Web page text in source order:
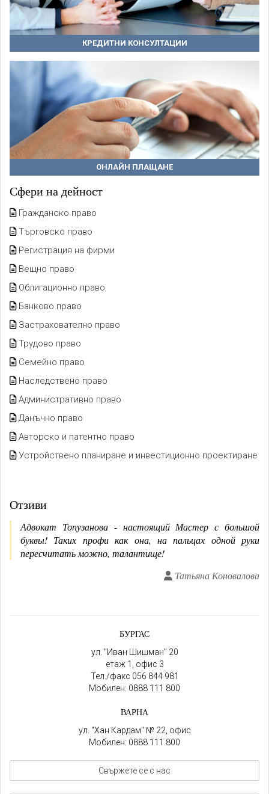
КРЕДИТНИ КОНСУЛТАЦИИ
ОНЛАЙН ПЛАЩАНЕ
Сфери на дейност
Гражданско право
Търговско право
Регистрация на фирми
Вещно право
Облигационно право
Банково право
Застрахователно право
Трудово право
Семейно право
Наследствено право
Административно право
Данъчно право
Авторско и патентно право
Устройствено планиране и инвестиционно проектиране
Отзиви
Адвокат Топузанова - настоящий Мастер с большой
буквы! Таких профи как она, на пальцах одной руки
пересчитать можно, талантище!
Татьяна Коновалова
БУРГАС
ул. "Иван Шишман" 20
етаж 1, офис 3
Тел./факс 056 844 981
Мобилен: 0888 111 800
ВАРНА
ул. "Хан Кардам" № 22, офис
Мобилен: 0888 111 800
Свържете се с нас